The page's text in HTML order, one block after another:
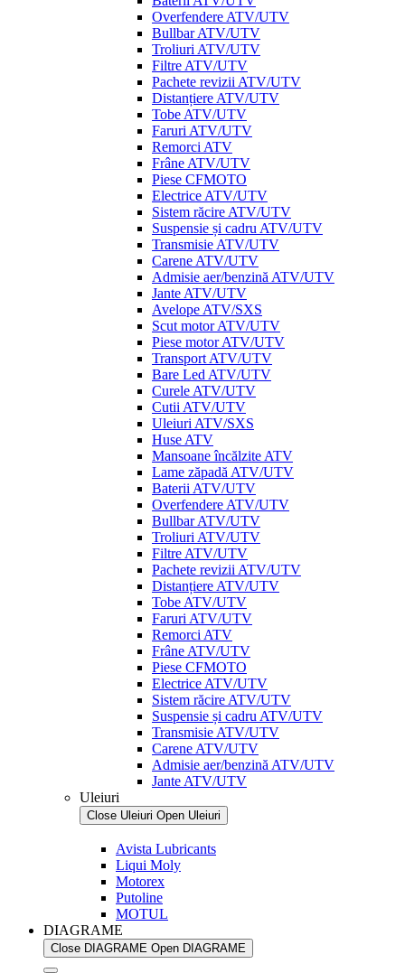
Overfendere ATV/UTV
Bullbar ATV/UTV
Troliuri ATV/UTV
Filtre ATV/UTV
Pachete revizii ATV/UTV
Distanțiere ATV/UTV
Tobe ATV/UTV
Faruri ATV/UTV
Remorci ATV
Frâne ATV/UTV
Piese CFMOTO
Electrice ATV/UTV
Sistem răcire ATV/UTV
Suspensie și cadru ATV/UTV
Transmisie ATV/UTV
Carene ATV/UTV
Admisie aer/benzină ATV/UTV
Jante ATV/UTV
Avelope ATV/SXS
Scut motor ATV/UTV
Piese motor ATV/UTV
Transport ATV/UTV
Bare Led ATV/UTV
Curele ATV/UTV
Cutii ATV/UTV
Uleiuri ATV/SXS
Huse ATV
Mansoane încălzite ATV
Lame zăpadă ATV/UTV
Baterii ATV/UTV
Overfendere ATV/UTV
Bullbar ATV/UTV
Troliuri ATV/UTV
Filtre ATV/UTV
Pachete revizii ATV/UTV
Distanțiere ATV/UTV
Tobe ATV/UTV
Faruri ATV/UTV
Remorci ATV
Frâne ATV/UTV
Piese CFMOTO
Electrice ATV/UTV
Sistem răcire ATV/UTV
Suspensie și cadru ATV/UTV
Transmisie ATV/UTV
Carene ATV/UTV
Admisie aer/benzină ATV/UTV
Jante ATV/UTV
Uleiuri
Close Uleiuri Open Uleiuri
Avista Lubricants
Liqui Moly
Motorex
Putoline
MOTUL
DIAGRAME
Close DIAGRAME Open DIAGRAME